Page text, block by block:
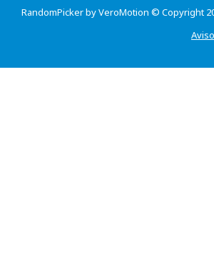
RandomPicker by VeroMotion © Copyright